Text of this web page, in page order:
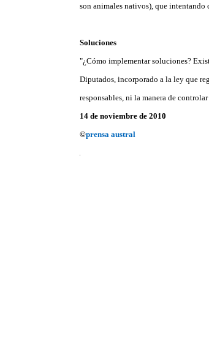
son animales nativos), que intentando
Soluciones
"¿Cómo implementar soluciones?
Diputados, incorporado a la ley que
responsables, ni la manera de
14 de noviembre de 2010
©prensa austral